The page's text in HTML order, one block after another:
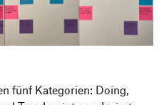
fünf Kategorien: Doing,